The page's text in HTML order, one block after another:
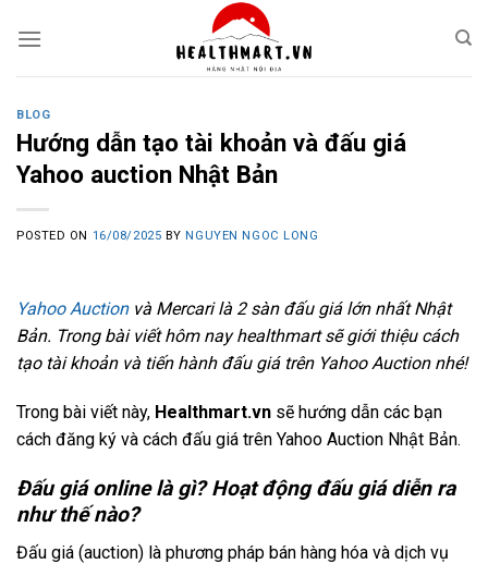
BLOG
Hướng dẫn tạo tài khoản và đấu giá
Yahoo auction Nhật Bản
POSTED ON 16/08/2025 BY NGUYEN NGOC LONG
Yahoo Auctionvà Mercari là 2 sàn đấu giá lớn nhất Nhật
Bản. Trong bài viết hôm nay healthmart sẽ giới thiệu cách
tạo tài khoản và tiến hành đấu giá trên Yahoo Auction nhé!
Trong bài viết này, Healthmart.vn sẽ hướng dẫn các bạn
cách đăng ký và cách đấu giá trên Yahoo Auction Nhật Bản.
Đấu giá online là gì? Hoạt động đấu giá diễn ra
như thế nào?
Đấu giá (auction) là phương pháp bán hàng hóa và dịch vụ